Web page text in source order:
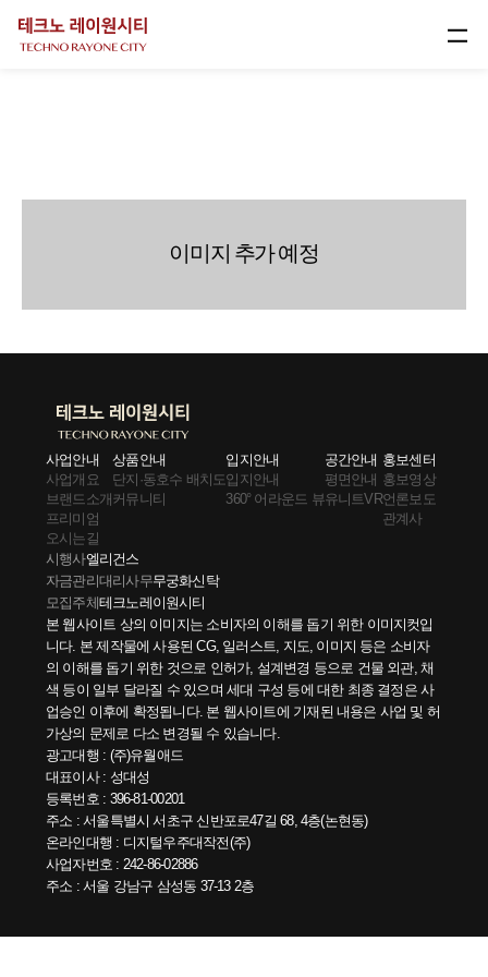
1899-7555
이미지 추가 예정
사업안내
사업개요
브랜드소개
프리미엄
오시는길
상품안내
단지·동호수 배치도
커뮤니티
입지안내
입지안내
360° 어라운드 뷰
공간안내
평면안내
유니트VR
홍보센터
홍보영상
언론보도
관계사
시행사엘리건스
자금관리대리사무무궁화신탁
모집주체테크노레이원시티
본 웹사이트 상의 이미지는 소비자의 이해를 돕기 위한 이미지컷입
니다. 본 제작물에 사용된 CG, 일러스트, 지도, 이미지 등은 소비자
의 이해를 돕기 위한 것으로 인허가, 설계변경 등으로 건물 외관, 채
색 등이 일부 달라질 수 있으며 세대 구성 등에 대한 최종 결정은 사
업승인 이후에 확정됩니다. 본 웹사이트에 기재된 내용은 사업 및 허
가상의 문제로 다소 변경될 수 있습니다.
광고대행 : (주)유월애드
대표이사 : 성대성
등록번호 : 396-81-00201
주소 : 서울특별시 서초구 신반포로47길 68, 4층(논현동)
온라인대행 : 디지털우주대작전(주)
사업자번호 : 242-86-02886
주소 : 서울 강남구 삼성동 37-13 2층